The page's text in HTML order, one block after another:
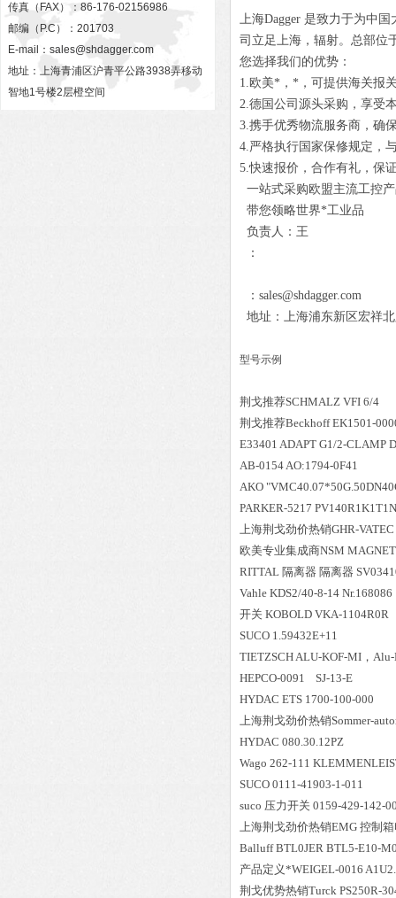
传真（FAX）：86-176-02156986
邮编（P.C）：201703
E-mail： sales@shdagger.com
地址：上海青浦区沪青平公路3938弄移动
智地1号楼2层橙空间
上海Dagger 是致力于为中
司立足上海，辐射。总部位
您选择我们的优势：
1.欧美*，*，可提供海关报
2.德国公司源头采购，享受
3.携手优秀物流服务商，确
4.严格执行国家保修规定，
5.快速报价，合作有礼，保
一站式采购欧盟主流工控
带您领略世界*工业品
负责人：王
：
：sales@shdagger.com
地址：上海浦东新区宏祥
型号示例
荆戈推荐SCHMALZ VFI 6/4
荆戈推荐Beckhoff EK1501-
E33401 ADAPT G1/2-CLAMP
AB-0154 AO:1794-0F41
AKO
PARKER-5217
上海荆戈劲价热销GHR-
欧美专业集成商NSM
RITTAL 隔离器 隔离器
Vahle KDS2/40-8-14 Nr.168086
开关 KOBOLD VKA-1104R0R
SUCO 1.59432E+11
TIETZSCH ALU-KOF-MI，
HEPCO-0091 SJ-13-E
HYDAC ETS 1700-100-000
上海荆戈劲价热销Sommer-
HYDAC 080.30.12PZ
Wago 262-111
SUCO 0111-41903-1-011
suco 压力开关 0159-429-142-
上海荆戈劲价热销EMG 控制
Balluff BTL0JER BTL5-E10-
产品定义*WEIGEL-0016
荆戈优势热销Turck PS250R-